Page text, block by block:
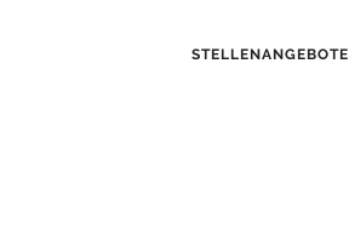
STELLENANGEBOTE